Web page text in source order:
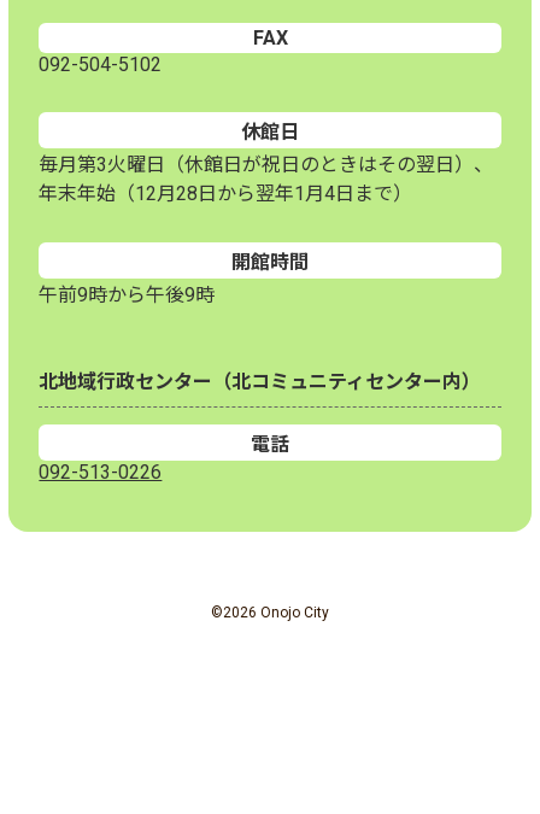
FAX
092-504-5102
休館日
毎月第3火曜日（休館日が祝日のときはその翌日）、
年末年始（12月28日から翌年1月4日まで）
開館時間
午前9時から午後9時
北地域行政センター（北コミュニティセンター内）
電話
092-513-0226
©2026 Onojo City